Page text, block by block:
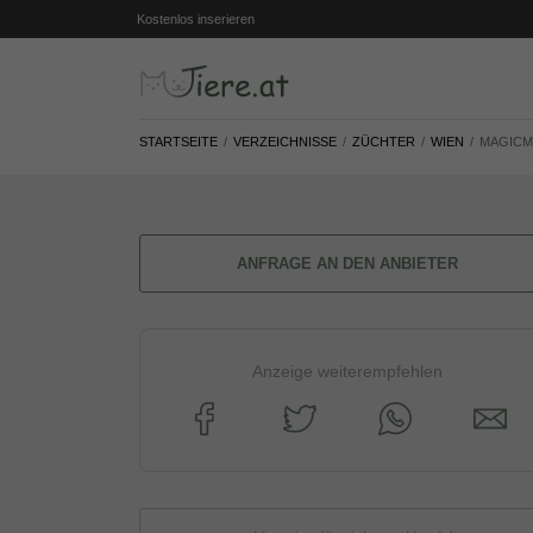
Kostenlos inserieren
STARTSEITE VERZEICHNISSE ZÜCHTER WIEN
ANFRAGE AN DEN ANBIETER
Anzeige weiterempfehlen